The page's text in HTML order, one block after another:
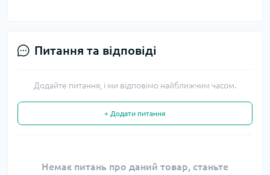
Питання та відповіді
Додайте питання, і ми відповімо найближчим часом.
+ Додати питання
Немає питань про даний товар, станьте